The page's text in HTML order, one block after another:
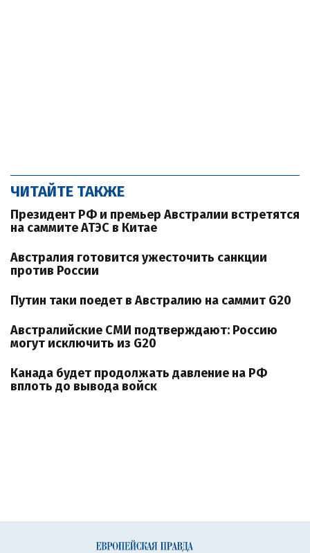
ЧИТАЙТЕ ТАКЖЕ
Президент РФ и премьер Австралии встретятся
на саммите АТЭС в Китае
Австралия готовится ужесточить санкции
против России
Путин таки поедет в Австралию на саммит G20
Австралийские СМИ подтверждают: Россию
могут исключить из G20
Канада будет продолжать давление на РФ
вплоть до вывода войск